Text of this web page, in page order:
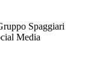
Spaggiari
Media